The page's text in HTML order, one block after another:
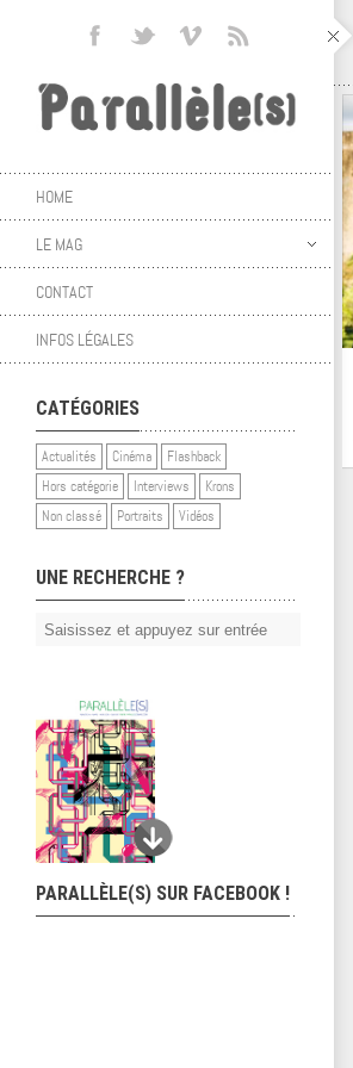
HOME
LE MAG
CONTACT
INFOS LÉGALES
CATÉGORIES
Actualités Cinéma
Flashback
Hors catégorie
Interviews
Krons
Non classé
Portraits Vidéos
UNE RECHERCHE ?
PARALLÈLE(S) SUR FACEBOOK !